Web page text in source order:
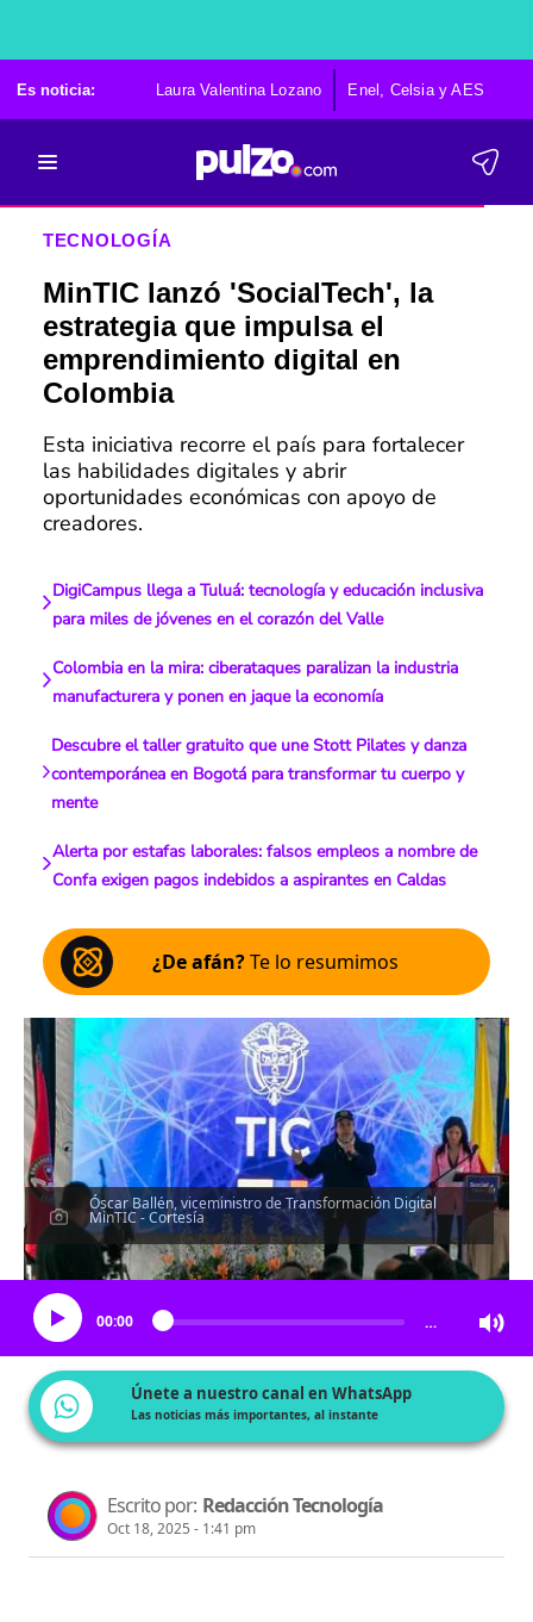
Es noticia: Laura Valentina Lozano Enel, Celsia y AES
TECNOLOGÍA
MinTIC lanzó 'SocialTech', la
estrategia que impulsa el
emprendimiento digital en
Colombia
Esta iniciativa recorre el país para fortalecer
las habilidades digitales y abrir
oportunidades económicas con apoyo de
creadores.
DigiCampus llega a Tuluá: tecnología y educación inclusiva
para miles de jóvenes en el corazón del Valle
Colombia en la mira: ciberataques paralizan la industria
manufacturera y ponen en jaque la economía
Descubre el taller gratuito que une Stott Pilates y danza
contemporánea en Bogotá para transformar tu cuerpo y
mente
Alerta por estafas laborales: falsos empleos a nombre de
Confa exigen pagos indebidos a aspirantes en Caldas
¿De afán?Te lo resumimos
Óscar Ballén, viceministro de Transformación Digital
MinTIC - Cortesía
Escucha el artículo
00:00 …
Únete a nuestro canal en WhatsApp
Las noticias más importantes, al instante
Escrito por: Redacción Tecnología
Oct 18, 2025 - 1:41 pm